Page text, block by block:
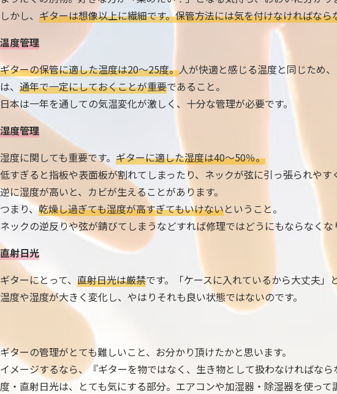
しかし、 ギターは想像以上に繊細です。保管方法には気を付けなければなら
温度管理
ギターの保管に適した温度は20〜25度。人が快適と感じる温度と同じため
は、 通年で一定にしておくことが重要であること。
日本は一年を通しての気温変化が激しく、十分な管理が必要です。
湿度管理
湿度に関しても重要です。 ギターに適した湿度は40〜50％。
低すぎると指板や表面板が割れてしまったり、ネックが弦に引っ張られや
逆に湿度が高いと、カビが生えることがあります。
つまり、乾燥し過ぎても湿度が高すぎてもいけないということ。
ネックの逆反りや弦が錆びてしまうなどすれば修理ではどうにもならなく
直射日光
ギターにとって、 直射日光は厳禁です。「ケースに入れているから大丈夫
温度や湿度が大きく変化し、やはりそれも良い状態ではないのです。
ギターの管理がとても難しいこと、お分かり頂けたかと思います。
イメージするなら、『ギターを物ではなく、生き物として扱わなければな
度・直射日光は、とても気にする部分。エアコンや加湿器・除湿器を使っ